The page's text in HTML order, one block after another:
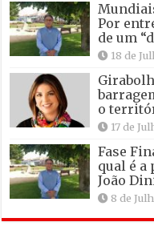
Por
de um
18 de
o
17 de
Fase
qual é a
João
8 de